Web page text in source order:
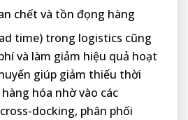
chết và tồn đọng hàng
time) trong logistics cũng
và làm giảm hiệu quả hoạt
giúp giảm thiểu thời
hóa nhờ vào các
docking, phân phối